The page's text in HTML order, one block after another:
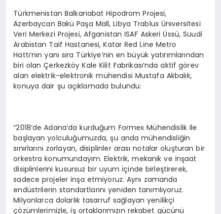
Türkmenistan Balkanabat Hipodrom Projesi,
Azerbaycan Bakü Paşa Mall, Libya Trablus Üniversitesi
Veri Merkezi Projesi, Afganistan ISAF Askeri Üssü, Suudi
Arabistan Taif Hastanesi, Katar Red Line Metro
Hattı’nın yanı sıra Türkiye’nin en büyük yatırımlarından
biri olan Çerkezköy Kale Kilit Fabrikası’nda aktif görev
alan elektrik-elektronik mühendisi Mustafa Akbalık,
konuya dair şu açıklamada bulundu:
“2018’de Adana’da kurduğum Formex Mühendislik ile
başlayan yolculuğumuzda, şu anda mühendisliğin
sınırlarını zorlayan, disiplinler arası notalar oluşturan bir
orkestra konumundayım. Elektrik, mekanik ve inşaat
disiplinlerini kusursuz bir uyum içinde birleştirerek,
sadece projeler inşa etmiyoruz. Aynı zamanda
endüstrilerin standartlarını yeniden tanımlıyoruz.
Milyonlarca dolarlık tasarruf sağlayan yenilikçi
çözümlerimizle, iş ortaklarımızın rekabet gücünü